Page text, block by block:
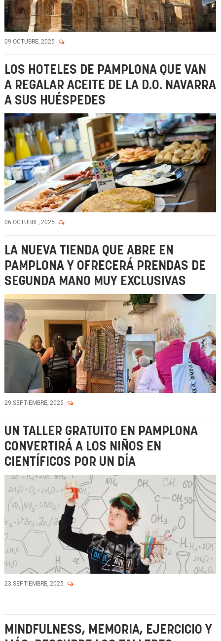
09 OCTUBRE, 2025
LOS HOTELES DE PAMPLONA QUE VAN
A REGALAR ACEITE DE LA D.O. NAVARRA
A SUS HUÉSPEDES
06 OCTUBRE, 2025
LA NUEVA TIENDA QUE ABRE EN
PAMPLONA Y OFRECERÁ PRENDAS DE
SEGUNDA MANO MUY EXCLUSIVAS
29 SEPTIEMBRE, 2025
UN TALLER GRATUITO EN PAMPLONA
CONVERTIRÁ A LOS NIÑOS EN
CIENTÍFICOS POR UN DÍA
23 SEPTIEMBRE, 2025
MINDFULNESS, MEMORIA, EJERCICIO Y